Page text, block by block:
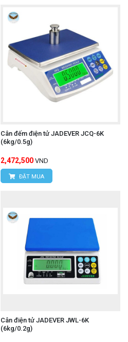
Cân đếm điện tử JADEVER JCQ-6K
(6kg/0.5g)
2,472,500 VND
ĐẶT MUA
Cân điện tử JADEVER JWL-6K
(6kg/0.2g)